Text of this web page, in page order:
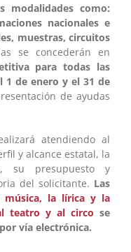
modalidades como:
nacionales e
muestras, circuitos
se concederán en
para todas las
1 de enero y el 31 de
de ayudas
atendiendo al
y alcance estatal, la
su presupuesto y
del solicitante. Las
música, la lírica y la
teatro y al circo se
vía electrónica.